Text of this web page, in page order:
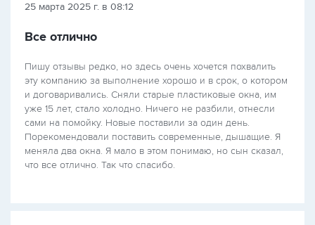
25 марта 2025 г. в 08:12
Все отлично
Пишу отзывы редко, но здесь очень хочется похвалить
эту компанию за выполнение хорошо и в срок, о котором
и договаривались. Сняли старые пластиковые окна, им
уже 15 лет, стало холодно. Ничего не разбили, отнесли
сами на помойку. Новые поставили за один день.
Порекомендовали поставить современные, дышащие. Я
меняла два окна. Я мало в этом понимаю, но сын сказал,
что все отлично. Так что спасибо.